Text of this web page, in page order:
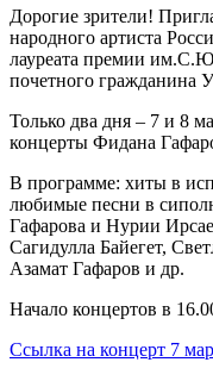
Дорогие зрители!
народного артиста
лауреата премии
почетного
Только два дня – 7 и 8
концерты Фидана
В программе: хиты в
любимые песни в
Гафарова и Нурии
Сагидулла Байегет,
Азамат Гафаров и др.
Начало концертов в
Ссылка на концерт 7